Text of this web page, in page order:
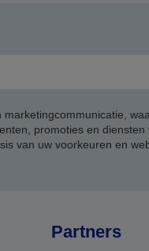
promoties en diensten
van uw voorkeuren en
Partners